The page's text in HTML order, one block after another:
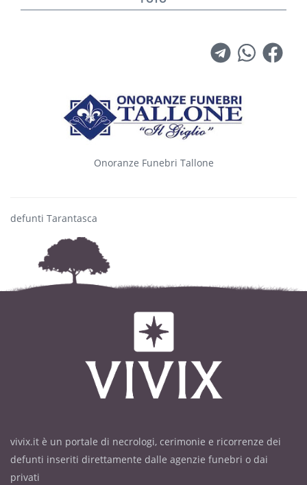
Onoranze Funebri Tallone
defunti Tarantasca
vivix.it è un portale di necrologi, cerimonie e ricorrenze dei
defunti inseriti direttamente dalle agenzie funebri o dai
privati